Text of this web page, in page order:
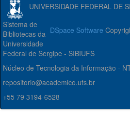
UNIVERSIDADE FEDERAL DE
DSpace Software
Sistema de
Bibliotecas da
Universidade
Federal de Sergipe - SIBIUFS
Núcleo de Tecnologia da Informação -
repositorio@academico.ufs.br
+55 79 3194-6528